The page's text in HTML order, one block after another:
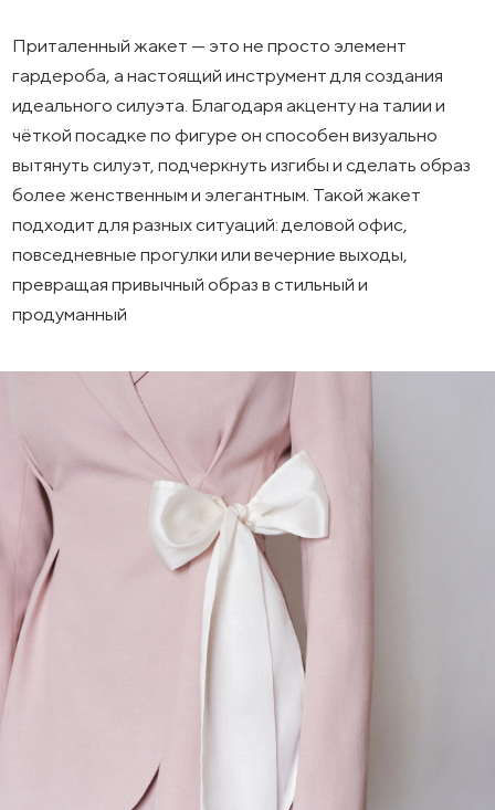
Приталенный жакет — это не просто элемент
гардероба, а настоящий инструмент для создания
идеального силуэта. Благодаря акценту на талии и
чёткой посадке по фигуре он способен визуально
вытянуть силуэт, подчеркнуть изгибы и сделать образ
более женственным и элегантным. Такой жакет
подходит для разных ситуаций: деловой офис,
повседневные прогулки или вечерние выходы,
превращая привычный образ в стильный и
продуманный